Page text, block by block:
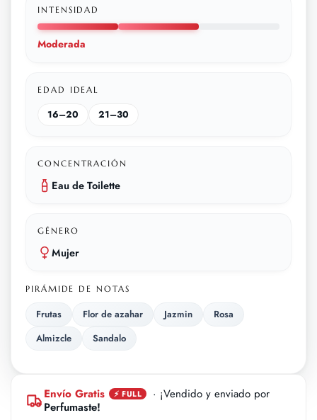
INTENSIDAD
Moderada
EDAD IDEAL
16–20 21–30
CONCENTRACIÓN
Eau de Toilette
GÉNERO
Mujer
PIRÁMIDE DE NOTAS
Frutas Flor de azahar Jazmin
Rosa
Almizcle
Sandalo
Envío Gratis ⚡ FULL
· ¡Vendido y enviado por
Perfumaste!